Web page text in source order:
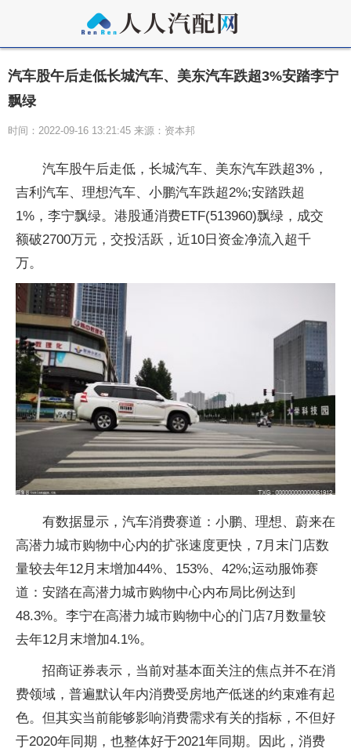
汽车股午后走低长城汽车、美东汽车跌超3%安踏李宁
飘绿
时间：2022-09-16 13:21:45 来源：资本邦
汽车股午后走低，长城汽车、美东汽车跌超3%，
吉利汽车、理想汽车、小鹏汽车跌超2%;安踏跌超
1%，李宁飘绿。港股通消费ETF(513960)飘绿，成交
额破2700万元，交投活跃，近10日资金净流入超千
万。
有数据显示，汽车消费赛道：小鹏、理想、蔚来在
高潜力城市购物中心内的扩张速度更快，7月末门店数
量较去年12月末增加44%、153%、42%;运动服饰赛
道：安踏在高潜力城市购物中心内布局比例达到
48.3%。李宁在高潜力城市购物中心的门店7月数量较
去年12月末增加4.1%。
招商证券表示，当前对基本面关注的焦点并不在消
费领域，普遍默认年内消费受房地产低迷的约束难有起
色。但其实当前能够影响消费需求有关的指标，不但好
于2020年同期，也整体好于2021年同期。因此，消费